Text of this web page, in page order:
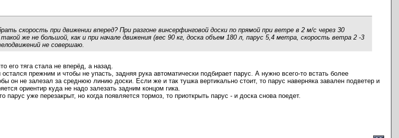
скорость при движении вперед? При разгоне винсерфинговой доски по прямой при ветре в 2 м/с через 30
же не большой, как и при начале движения (вес 90 кг, доска объем 180 л, парус 5,4 метра, скорость ветра 2 -3
не совершаю.
его тяга стала не вперёд, а назад.
прежним и чтобы не упасть, задняя рука автоматически подбирает парус. А нужно всего-то встать более
он не залезал за среднюю линию доски. Если же и так тушка вертикально стоит, то парус наверняка завален подветер и
ориентир куда не надо залезать задним концом гика.
парус уже перезакрыт, но когда появляется тормоз, то приоткрыть парус - и доска снова поедет.